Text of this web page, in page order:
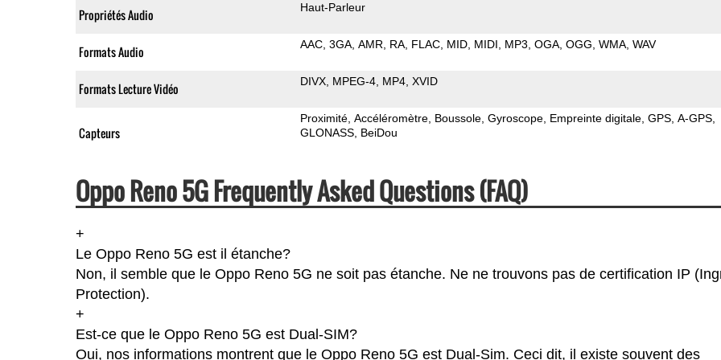
Propriétés Audio Haut-Parleur
Formats Audio AAC 3GA AMR RA FLAC MID MIDI MP3 OGA OGG WMA WAV
Formats Lecture Vidéo DIVX MPEG-4 MP4 XVID
Capteurs
Proximité Accéléromètre Boussole Gyroscope Empreinte digitale GPS A-GPS
GLONASS BeiDou
Oppo Reno 5G Frequently Asked Questions (FAQ)
+
Le Oppo Reno 5G est il étanche?
Non, il semble que le Oppo Reno 5G ne soit pas étanche. Ne ne trouvons pas de certification IP
Protection).
+
Est-ce que le Oppo Reno 5G est Dual-SIM?
Oui, nos informations montrent que le Oppo Reno 5G est Dual-Sim. Ceci dit, il existe souvent des